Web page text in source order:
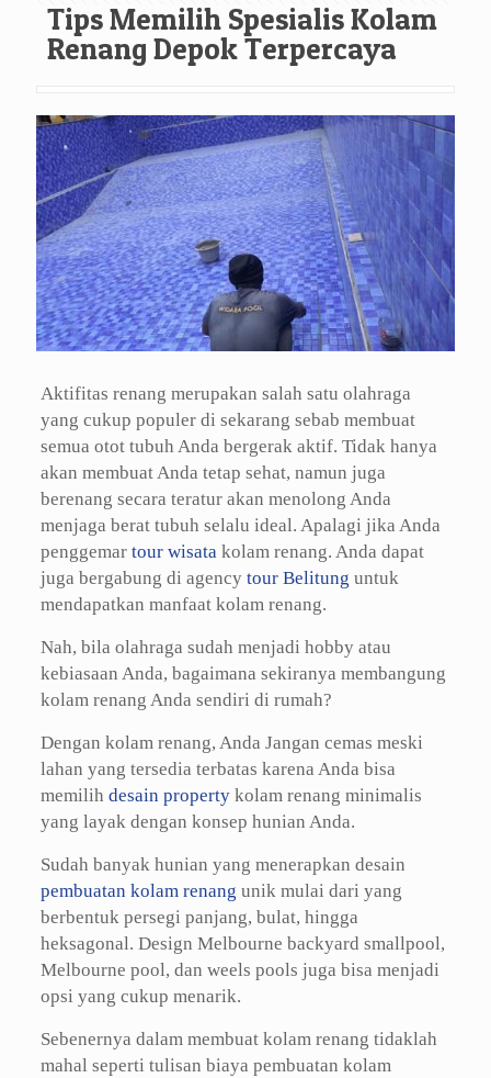
Tips Memilih Spesialis Kolam
Renang Depok Terpercaya
Aktifitas renang merupakan salah satu olahraga
yang cukup populer di sekarang sebab membuat
semua otot tubuh Anda bergerak aktif. Tidak hanya
akan membuat Anda tetap sehat, namun juga
berenang secara teratur akan menolong Anda
menjaga berat tubuh selalu ideal. Apalagi jika Anda
penggemar tour wisatakolam renang. Anda dapat
juga bergabung di agency tour Belitung untuk
mendapatkan manfaat kolam renang.
Nah, bila olahraga sudah menjadi hobby atau
kebiasaan Anda, bagaimana sekiranya membangung
kolam renang Anda sendiri di rumah?
Dengan kolam renang, Anda Jangan cemas meski
lahan yang tersedia terbatas karena Anda bisa
memilih desain propertykolam renang minimalis
yang layak dengan konsep hunian Anda.
Sudah banyak hunian yang menerapkan desain
pembuatan kolam renang unik mulai dari yang
berbentuk persegi panjang, bulat, hingga
heksagonal. Design Melbourne backyard smallpool,
Melbourne pool, dan weels pools juga bisa menjadi
opsi yang cukup menarik.
Sebenernya dalam membuat kolam renang tidaklah
mahal seperti tulisan biaya pembuatan kolam